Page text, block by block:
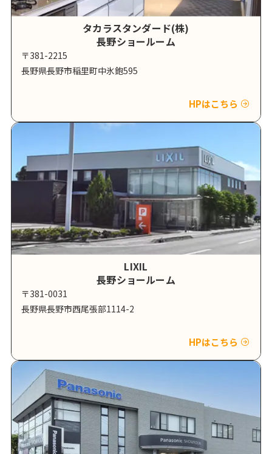
タカラスタンダード(株)
長野ショールーム
〒381-2215
長野県長野市稲里町中氷鉋595
HPはこちら
LIXIL
長野ショールーム
〒381-0031
長野県長野市西尾張部1114-2
HPはこちら